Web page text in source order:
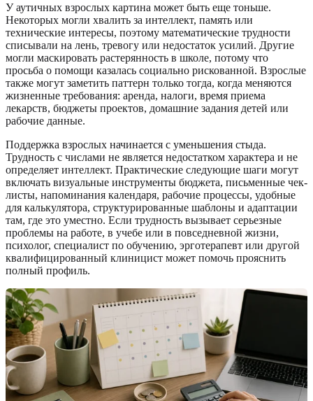
У аутичных взрослых картина может быть еще тоньше.
Некоторых могли хвалить за интеллект, память или
технические интересы, поэтому математические трудности
списывали на лень, тревогу или недостаток усилий. Другие
могли маскировать растерянность в школе, потому что
просьба о помощи казалась социально рискованной. Взрослые
также могут заметить паттерн только тогда, когда меняются
жизненные требования: аренда, налоги, время приема
лекарств, бюджеты проектов, домашние задания детей или
рабочие данные.
Поддержка взрослых начинается с уменьшения стыда.
Трудность с числами не является недостатком характера и не
определяет интеллект. Практические следующие шаги могут
включать визуальные инструменты бюджета, письменные чек-
листы, напоминания календаря, рабочие процессы, удобные
для калькулятора, структурированные шаблоны и адаптации
там, где это уместно. Если трудность вызывает серьезные
проблемы на работе, в учебе или в повседневной жизни,
психолог, специалист по обучению, эрготерапевт или другой
квалифицированный клиницист может помочь прояснить
полный профиль.